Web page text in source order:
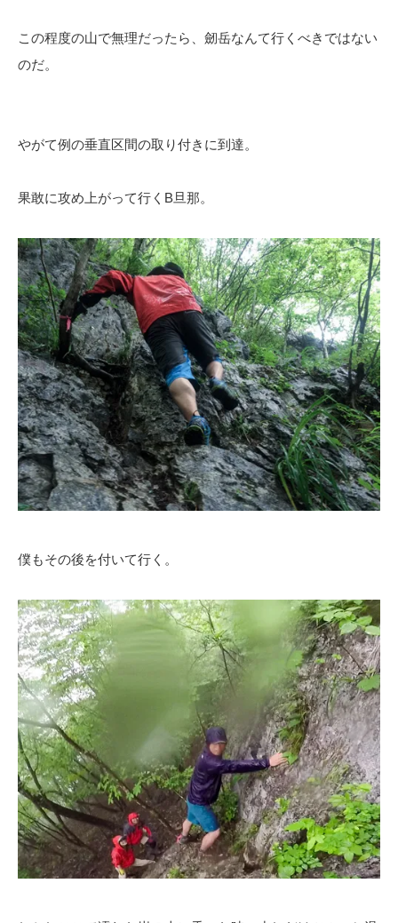
この程度の山で無理だったら、劒岳なんて行くべきではない
のだ。
やがて例の垂直区間の取り付きに到達。
果敢に攻め上がって行くB旦那。
僕もその後を付いて行く。